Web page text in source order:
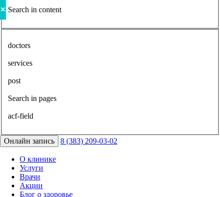
Search in content
doctors
services
post
Search in pages
acf-field
Онлайн запись 8 (383) 209-03-02
О клинике
Услуги
Врачи
Акции
Блог о здоровье